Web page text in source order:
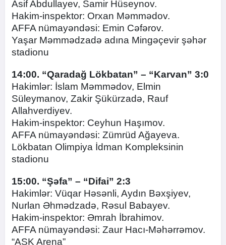
Asif Abdullayev, Samir Hüseynov.
Hakim-inspektor: Orxan Məmmədov.
AFFA nümayəndəsi: Emin Cəfərov.
Yaşar Məmmədzadə adına Mingəçevir şəhər
stadionu
14:00. “Qaradağ Lökbatan” – “Karvan” 3:0
Hakimlər: İslam Məmmədov, Elmin
Süleymanov, Zakir Şükürzadə, Rauf
Allahverdiyev.
Hakim-inspektor: Ceyhun Haşımov.
AFFA nümayəndəsi: Zümrüd Ağayeva.
Lökbatan Olimpiya İdman Kompleksinin
stadionu
15:00. “Şəfa” – “Difai” 2:3
Hakimlər: Vüqar Həsənli, Aydın Bəxşiyev,
Nurlan Əhmədzadə, Rəsul Babayev.
Hakim-inspektor: Əmrah İbrahimov.
AFFA nümayəndəsi: Zaur Hacı-Məhərrəmov.
“ASK Arena”